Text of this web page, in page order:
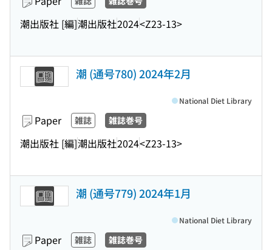
潮出版社 [編]潮出版社2024<Z23-13>
潮 (通号780) 2024年2月
Paper 雑誌 雑誌巻号
潮出版社 [編]潮出版社2024<Z23-13>
National Diet Library
潮 (通号779) 2024年1月
Paper 雑誌 雑誌巻号
National Diet Library